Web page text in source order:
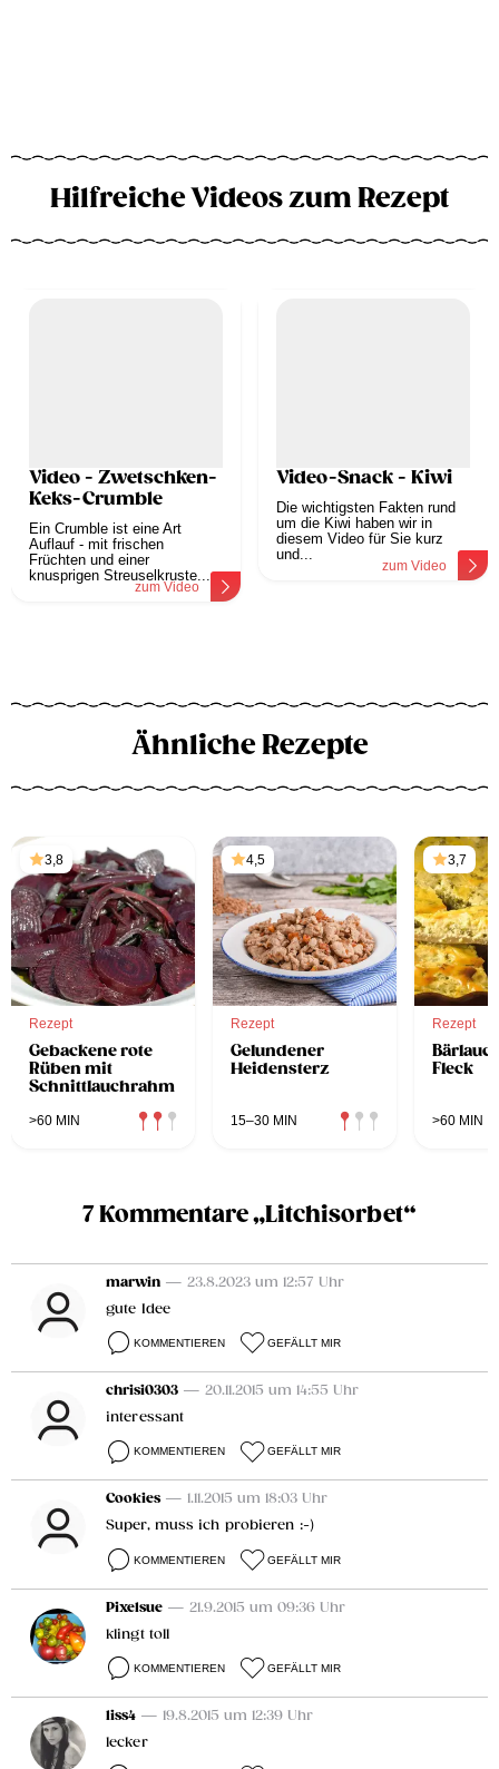
Hilfreiche Videos zum Rezept
Video - Zwetschken-
Keks-Crumble
Ein Crumble ist eine Art
Auflauf - mit frischen
Früchten und einer
knusprigen Streuselkruste....
zum Video
Video-Snack - Kiwi
Die wichtigsten Fakten rund
um die Kiwi haben wir in
diesem Video für Sie kurz
und...
zum Video
Ähnliche Rezepte
3,8
Rezept
Gebackene rote
Rüben mit
Schnittlauchrahm
>60 MIN
4,5
Rezept
Gelundener
Heidensterz
15–30 MIN
3,7
Rezept
Fleck
>60 MIN
7 Kommentare „Litchisorbet“
marwin — 23.8.2023 um 12:57 Uhr
gute Idee
KOMMENTIEREN GEFÄLLT MIR
chrisi0303 — 20.11.2015 um 14:55 Uhr
interessant
KOMMENTIEREN GEFÄLLT MIR
Cookies — 1.11.2015 um 18:03 Uhr
Super, muss ich probieren :-)
KOMMENTIEREN GEFÄLLT MIR
Pixelsue — 21.9.2015 um 09:36 Uhr
klingt toll
KOMMENTIEREN GEFÄLLT MIR
liss4 — 19.8.2015 um 12:39 Uhr
lecker